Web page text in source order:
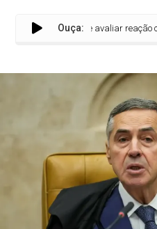
Ouça:
diz que STF deve avaliar reação